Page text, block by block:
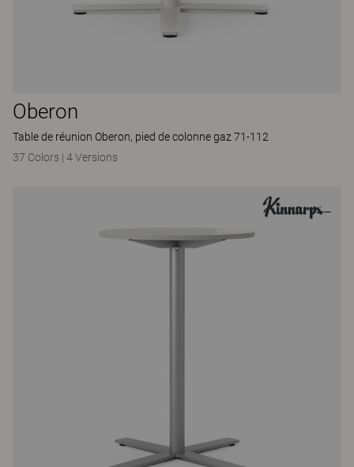
Oberon
Table de réunion Oberon, pied de colonne gaz 71-112
37 Colors | 4 Versions